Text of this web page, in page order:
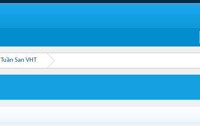
Tuần San VHT